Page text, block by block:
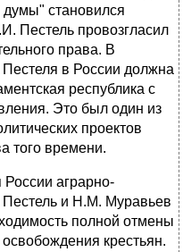
стано­вился
Пестель провозгласил
права. В
в России должна
республика с
Это был один из
проектов
того вре­мени.
аграрно-
Пестель и Н.М. Муравьев
полной отмены
крестьян.